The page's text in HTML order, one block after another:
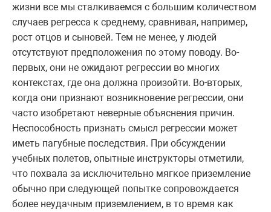
жизни все мы сталкиваемся с большим количеством
случаев регресса к среднему, сравнивая, например,
рост отцов и сыновей. Тем не менее, у людей
отсутствуют предположения по этому поводу. Во-
первых, они не ожидают регрессии во многих
контекстах, где она должна произойти. Во-вторых,
когда они признают возникновение регрессии, они
часто изобретают неверные объяснения причин.
Неспособность признать смысл регрессии может
иметь пагубные последствия. При обсуждении
учебных полетов, опытные инструкторы отметили,
что похвала за исключительно мягкое приземление
обычно при следующей попытке сопровождается
более неудачным приземлением, в то время как